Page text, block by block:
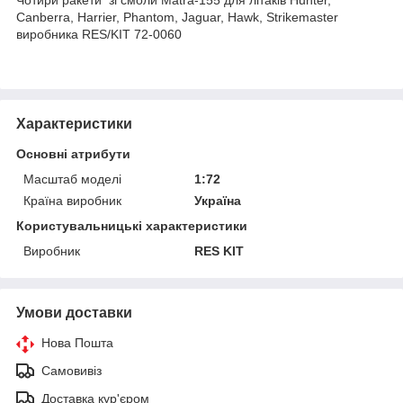
Canberra, Harrier, Phantom, Jaguar, Hawk, Strikemaster
виробника RES/KIT 72-0060
Характеристики
Основні атрибути
Масштаб моделі
1:72
Країна виробник
Україна
Користувальницькі характеристики
Виробник
RES KIT
Умови доставки
Нова Пошта
Самовивіз
Доставка кур'єром